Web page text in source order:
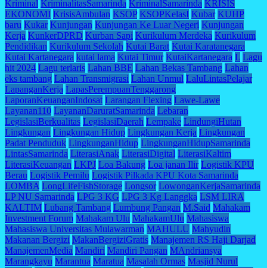
Kriminal KriminalitasSamarinda KriminalSamarinda KRISIS
EKONOMI KrisisAmbulan KSOP KSOPKelasI Kubar KUHP
baru Kukar Kunjungan Kunjungan Ke Luar Negeri Kunjungan
Kerja KunkerDPRD Kurban Sapi Kurikulum Merdeka Kurikulum
Pendidikan Kurikulum Sekolah Kutai Barat Kutai Karatanegara
Kutai Kartanegara kutai lama Kutai Timur KutaiKartanegara L Lagu
hit 2024 Lagu terlaris Lahan BBE Lahan Bekas Tambang Lahan
eks tambang Lahan Transmigrasi Lahan Unmul LaluLintasPelajar
LapanganKerja LapasPerempuanTenggarong
LaporanKeuanganIndosat Larangan Flexing Lawe-Lawe
Layanan110 LayananDaruratSamarinda Lebaran
LegislasiBerkualitas LegislasiDaerah Lempake LindungiHutan
Lingkungan Lingkungan Hidup Lingkungan Kerja Lingkungan
Padat Penduduk LingkunganHidup LingkunganHidupSamarinda
LintasSamarinda LiterasiAnak LiterasiDigital LiterasiKaltim
LiterasiKeuangan LKPJ Loa Bakung Loa janan Ilir Logistik KPU
Berau Logistik Pemilu Logistik Pilkada KPU Kota Samarinda
LOMBA LongLifeFishStorage Longsor LowonganKerjaSamarinda
LP NU Samarinda LPG 3 KG LPG 3 Kg Langgka LSM LIRA
KALTIM Lubang Tambang Lumbung Pangan M.Said Mahakam
Investment Forum Mahakam Ulu MahakamUlu Mahasiswa
Mahasiswa Universitas Mulawarman MAHULU Mahyudin
Makanan Bergizi MakanBergiziGratis Manajemen RS Haji Darjad
ManajemenMedia Mandiri Mandiri Pangan MAndriansya
Marangkayu Marantua Maratua Masalah Ormas Masjid Nurul